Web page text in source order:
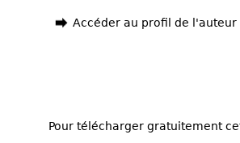
Accéder au profil de l'auteur
Pour télécharger gratuitement